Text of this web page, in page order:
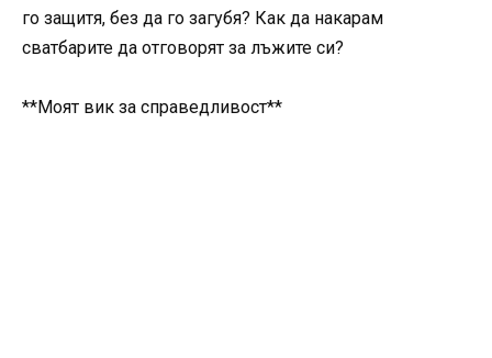
го защитя, без да го загубя? Как да накарам
сватбарите да отговорят за лъжите си?
**Моят вик за справедливост**